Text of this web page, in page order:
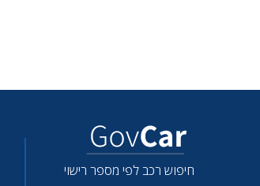
חיפוש רכב לפי מספר רישוי